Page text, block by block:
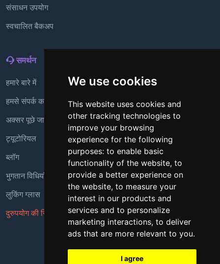
We use cookies
This website uses cookies and
other tracking technologies to
improve your browsing
experience for the following
purposes: to enable basic
functionality of the website, to
provide a better experience on
the website, to measure your
interest in our products and
services and to personalize
marketing interactions, to deliver
ads that are more relevant to you.
I agree
संसाधन उपयोग
स्वचालित बैकअप
समर्थन
हमारे बारे में
हमसे संपर्क करें
अक्सर पूछे जाने वाले प्रश्न
ट्यूटोरियल
ब्लॉग
भुगतान विधियाँ
लुकिंग ग्लास
दुरुपयोग की रिपोर्ट करें
Copyright © 2018 - 2026 सर्वाधिकार सुरक्षित